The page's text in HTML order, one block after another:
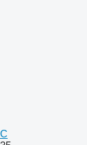
C